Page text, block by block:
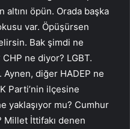
altını öpün. Orada başka
var. Öpüşürsen
Bak şimdi ne
ne diyor? LGBT.
Aynen, diğer HADEP ne
Parti’nin ilçesine
yaklaşıyor mu? Cumhur
Millet İttifakı denen